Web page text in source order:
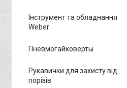
Інструмент та обладнання
Weber
Пневмогайковерты
Рукавички для захисту від
порізів